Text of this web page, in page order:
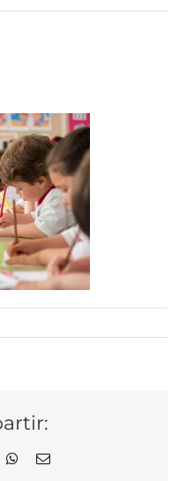
WhatsApp
Correo